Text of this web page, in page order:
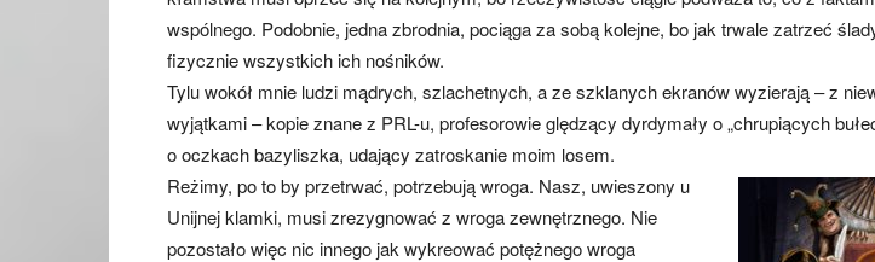
wspólnego. Podobnie, jedna zbrodnia, pociąga za sobą kolejne, bo jak trwale zatrzeć
fizycznie wszystkich ich nośników.
Tylu wokół mnie ludzi mądrych, szlachetnych, a ze szklanych ekranów wyzierają – z
wyjątkami – kopie znane z PRL-u, profesorowie ględzący dyrdymały o „chrupiących
o oczkach bazyliszka, udający zatroskanie moim losem.
Reżimy, po to by przetrwać, potrzebują wroga. Nasz, uwieszony u
Unijnej klamki, musi zrezygnować z wroga zewnętrznego. Nie
pozostało więc nic innego jak wykreować potężnego wroga